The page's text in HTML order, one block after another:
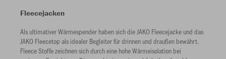
Fleecejacken
Als ultimativer Wärmespender haben sich die JAKO Fleecejacke und das
JAKO Fleecetop als idealer Begleiter für drinnen und draußen bewährt.
Fleece Stoffe zeichnen sich durch eine hohe Wärmeisolation bei